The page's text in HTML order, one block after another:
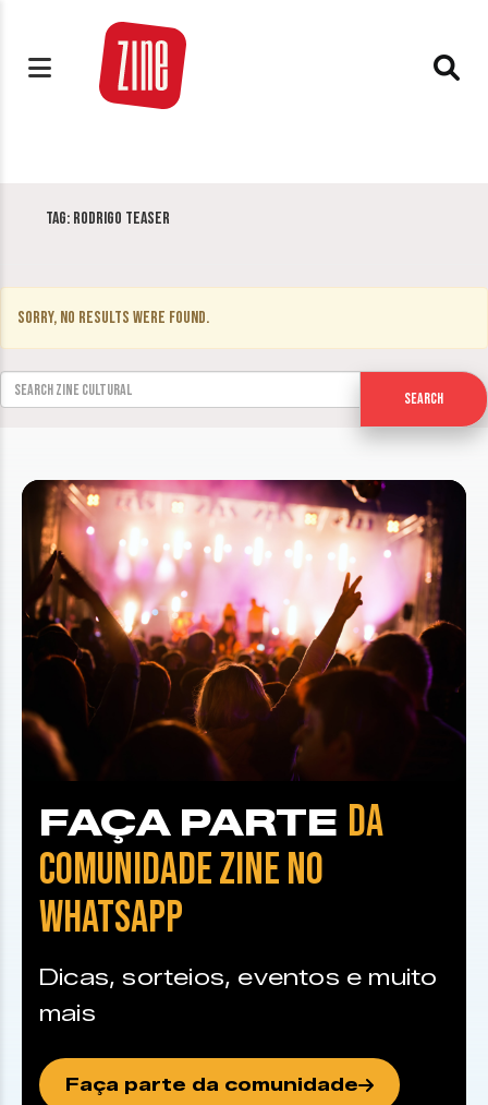
Tag: Rodrigo Teaser
Sorry, no results were found.
Search for:
Search
FAÇA PARTE DA
COMUNIDADE ZINE NO
WHATSAPP
Dicas, sorteios, eventos e muito
mais
Faça parte da comunidade